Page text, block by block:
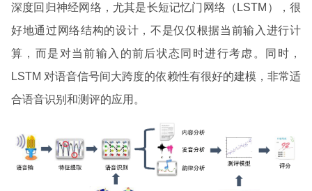
深度回归神经网络，尤其是长短记忆门网络（LSTM），很
好地通过网络结构的设计，不是仅仅根据当前输入进行计
算，而是对当前输入的前后状态同时进行考虑。同时，
LSTM 对语音信号间大跨度的依赖性有很好的建模，非常适
合语音识别和测评的应用。